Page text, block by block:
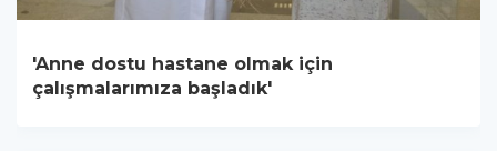
'Anne dostu hastane olmak için
çalışmalarımıza başladık'